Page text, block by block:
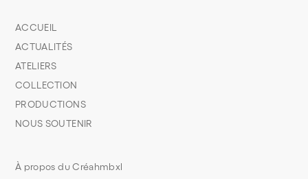
À propos du Créahmbxl
ACCUEIL
ACTUALITÉS
ATELIERS
COLLECTION
PRODUCTIONS
NOUS SOUTENIR